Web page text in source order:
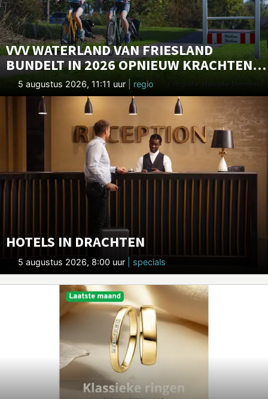
VVV WATERLAND VAN FRIESLAND
BUNDELT IN 2026 OPNIEUW KRACHTEN
MET SLOWTRIATLON®
5 augustus 2026, 11:11 uur | regio
HOTELS IN DRACHTEN
5 augustus 2026, 8:00 uur | specials